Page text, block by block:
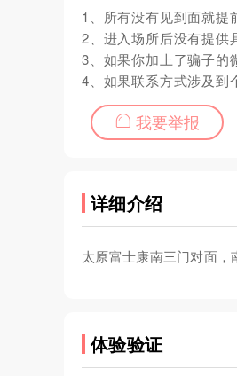
1、所有没有见到面就提
2、进入场所后没有提供
3、如果你加上了骗子的
4、如果联系方式涉及到
我要举报
详细介绍
太原富士康南三门对面，
体验验证